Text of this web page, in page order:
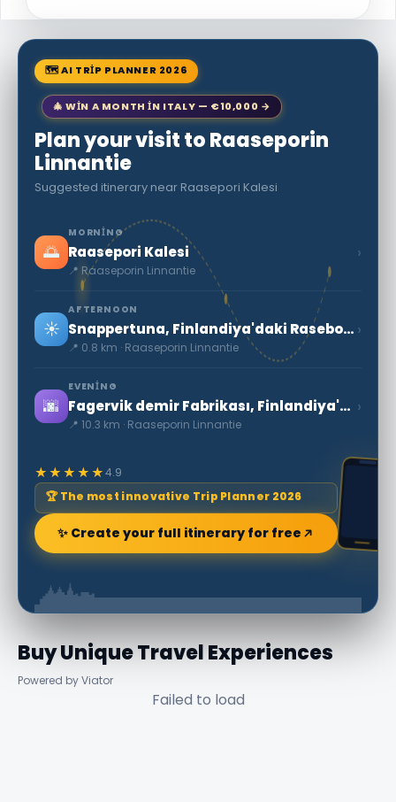
🗺 AI TRIP PLANNER 2026
🎄 WIN A MONTH IN ITALY — €10,000 →
Plan your visit to Raaseporin
Linnantie
Suggested itinerary near Raasepori Kalesi
🌅
MORNING
Raasepori Kalesi
📍 Raaseporin Linnantie
›
☀️
AFTERNOON
Snappertuna, Finlandiya'daki Raseborg Kalesi
📍 0.8 km · Raaseporin Linnantie
›
🌆
EVENING
Fagervik demir Fabrikası, Finlandiya'nın en eskilerinden biri
📍 10.3 km · Raaseporin Linnantie
›
★★★★★4.9
🏆 The most innovative Trip Planner 2026
✨ Create your full itinerary for free
Buy Unique Travel Experiences
Powered by Viator
Failed to load